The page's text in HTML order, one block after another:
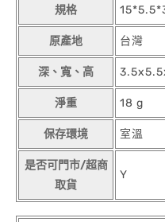
規格
原產地 台灣
深、寬、高
淨重 18 g
保存環境 室溫
是否可門市/超商
取貨
Y